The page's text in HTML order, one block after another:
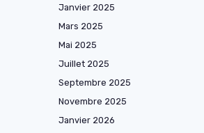
Janvier 2025
Mars 2025
Mai 2025
Juillet 2025
Septembre 2025
Novembre 2025
Janvier 2026